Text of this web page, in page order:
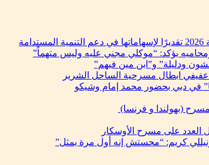
يؤكد: “موكلي مجني عليه وليس متهماً”
ودليلة” و”ابن مين فيهم”
ابطال مسرحية الساحل الشرير
في دبي بحضور محمد إمام وشيكو
(بهولندا و فرنسا)
العدد على مسرح الأوسكار
كريم: “محستش إنه أول مرة يمثل”